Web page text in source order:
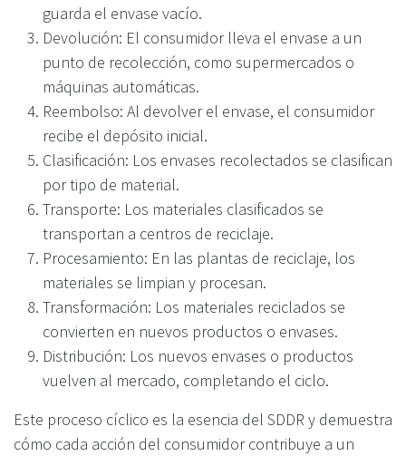
guarda el envase vacío.
Devolución: El consumidor lleva el envase a un
punto de recolección, como supermercados o
máquinas automáticas.
Reembolso: Al devolver el envase, el consumidor
recibe el depósito inicial.
Clasificación: Los envases recolectados se clasifican
por tipo de material.
Transporte: Los materiales clasificados se
transportan a centros de reciclaje.
Procesamiento: En las plantas de reciclaje, los
materiales se limpian y procesan.
Transformación: Los materiales reciclados se
convierten en nuevos productos o envases.
Distribución: Los nuevos envases o productos
vuelven al mercado, completando el ciclo.
Este proceso cíclico es la esencia del SDDR y demuestra
cómo cada acción del consumidor contribuye a un